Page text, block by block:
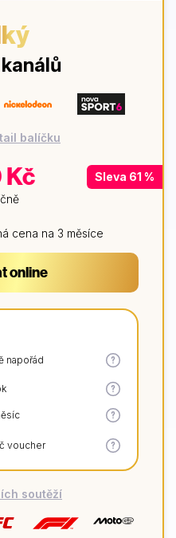
balíčku
Kč
Sleva 61 %
cena na 3 měsíce
online
napořád
Více
informací
Více
informací
Více
informací
voucher
Více
informací
soutěží